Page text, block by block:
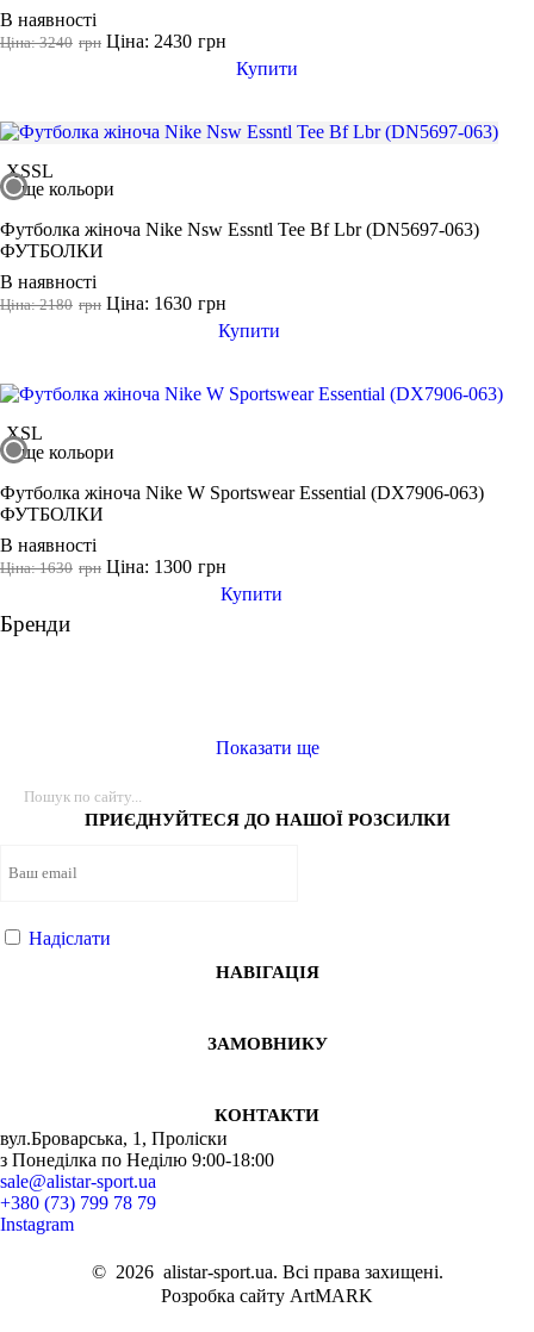
В наявності
грн
Ціна: 3240 грн
Ціна: 2430
Купити
XSSL
ще кольори
Футболка жіноча Nike Nsw Essntl Tee Bf Lbr (DN5697-063)
ФУТБОЛКИ
В наявності
грн
Ціна: 2180 грн
Ціна: 1630
Купити
XSL
ще кольори
Футболка жіноча Nike W Sportswear Essential (DX7906-063)
ФУТБОЛКИ
В наявності
грн
Ціна: 1630 грн
Ціна: 1300
Купити
Бренди
Показати ще
ПРИЄДНУЙТЕСЯ ДО НАШОЇ РОЗСИЛКИ
Надіслати
НАВІГАЦІЯ
ЗАМОВНИКУ
КОНТАКТИ
вул.Броварська, 1, Проліски
з Понеділка по Неділю 9:00-18:00
sale@alistar-sport.ua
+380 (73) 799 78 79
Instagram
© 2026alistar-sport.ua. Всі права захищені.
Розробка сайту ArtMARK